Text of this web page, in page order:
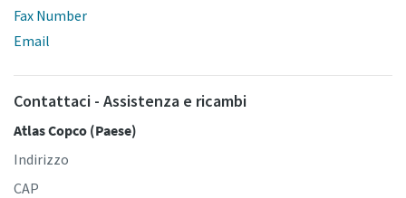
Fax Number
Email
Contattaci - Assistenza e ricambi
Atlas Copco (Paese)
Indirizzo
CAP